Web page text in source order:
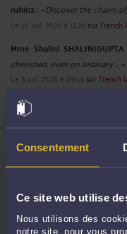
Consentement
Ce site web utilise
Nous utilisons des
notre site, pour vous
ruhi02 :« Discover the charm
Le 10 juil. 2026 à 12:26 sur French
Mme Shalini SHALINIGUPTA
cherished, even on ordinary ... »
Le 3 juil. 2026 à 09:14sur French
chanchal01 :
« We
comforting. Our ... »
Le 30 juin 2026 à 09:44sur
Mme Shalini SHALINIGUPTA :
first impression, and we make ...